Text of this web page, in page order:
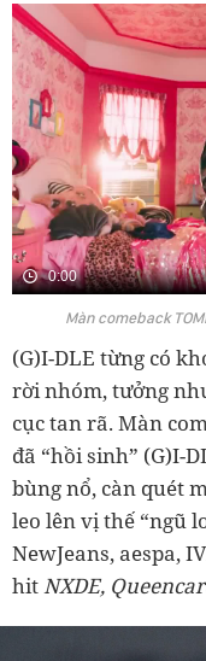
0:00
Màn comeback
(G)I-DLE từng có
rời nhóm, tưởng
cục tan rã. Màn
đã “hồi sinh” (G)I-
bùng nổ, càn quét
leo lên vị thế “ngũ
NewJeans, aespa,
hitNXDE,